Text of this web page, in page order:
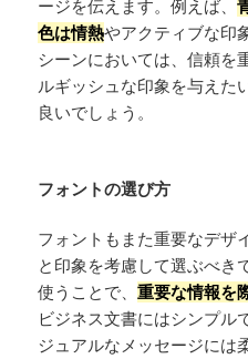
ージを伝えます。例えば、
色は情熱やアクティブな印
シーンにおいては、信頼を
ルギッシュな印象を与えた
良いでしょう。
フォントの選び方
フォントもまた重要なデザ
と印象を考慮して選ぶべき
使うことで、重要な情報を
ビジネス文書にはシンプル
ジュアルなメッセージには